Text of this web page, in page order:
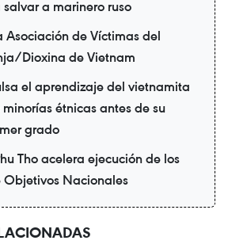
a marinero ruso
Asociación de Víctimas del
Dioxina de Vietnam
el aprendizaje del vietnamita
étnicas antes de su
grado
Tho acelera ejecución de los
Objetivos Nacionales